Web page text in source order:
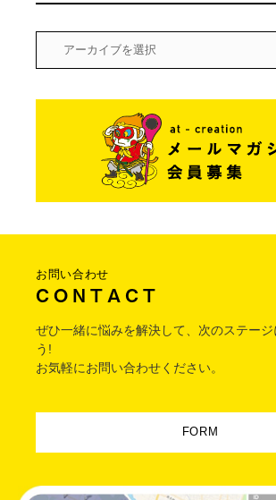
お問い合わせ
C O N T A C T
ぜひ一緒に悩みを解決して、次のステージ
う!
お気軽にお問い合わせください。
FORM